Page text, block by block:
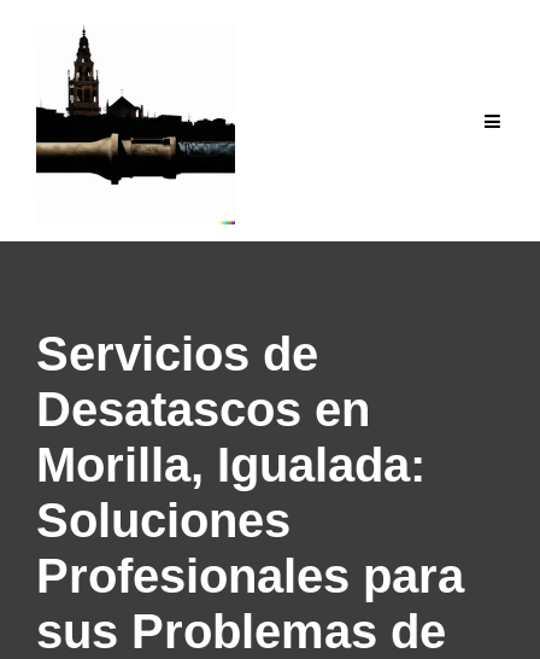
contenido
Servicios de
Desatascos en
Morilla, Igualada:
Soluciones
Profesionales para
sus Problemas de